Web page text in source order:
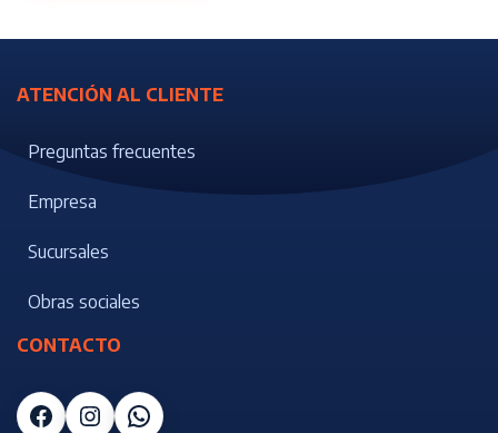
ATENCIÓN AL CLIENTE
Preguntas frecuentes
Empresa
Sucursales
Obras sociales
CONTACTO
Facebook
Instagram
WhatsApp